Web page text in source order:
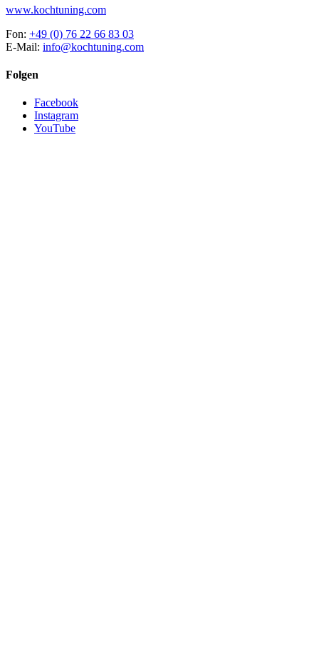
www.kochtuning.com
Fon: +49 (0) 76 22 66 83 03
E-Mail: info@kochtuning.com
Folgen
Facebook
Instagram
YouTube